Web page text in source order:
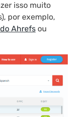
isso muito
por exemplo,
Ahrefs ou